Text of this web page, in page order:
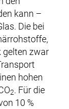
kann –
Die bei
gelten zwar
hohen
2. Für die
10 %